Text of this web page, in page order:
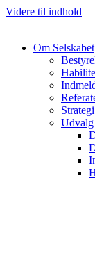
Videre til indhold
Om Selskabet
Udvalg